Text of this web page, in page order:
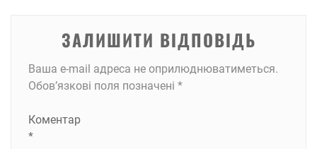
ЗАЛИШИТИ ВІДПОВІДЬ
Ваша e-mail адреса не оприлюднюватиметься.
Обов’язкові поля позначені *
Коментар
*